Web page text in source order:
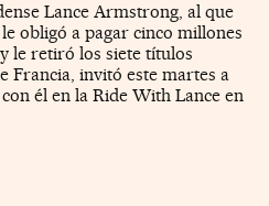
Lance Armstrong, al que
obligó a pagar cinco millones
le retiró los siete títulos
Francia, invitó este martes a
él en la Ride With Lance en